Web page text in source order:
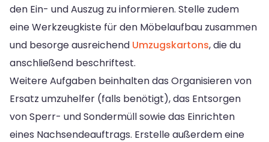
den Ein- und Auszug zu informieren. Stelle zudem
eine Werkzeugkiste für den Möbelaufbau zusammen
und besorge ausreichend Umzugskartons, die du
anschließend beschriftest.
Weitere Aufgaben beinhalten das Organisieren von
Ersatz umzuhelfer (falls benötigt), das Entsorgen
von Sperr- und Sondermüll sowie das Einrichten
eines Nachsendeauftrags. Erstelle außerdem eine